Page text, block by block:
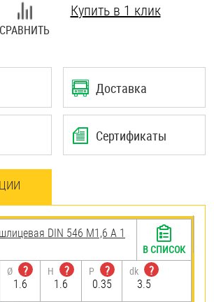
СРАВНИТЬ
Купить в 1 клик
Доставка
Сертификаты
DIN 546 М1,6 А 1
Ø
?
1.6
H
?
1.6
P
?
0.35
dk
?
3.5
В СПИСОК